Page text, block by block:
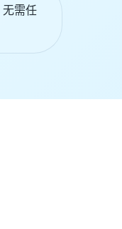
无需任